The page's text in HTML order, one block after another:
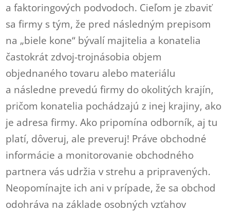
a faktoringových podvodoch. Cieľom je zbaviť
sa firmy s tým, že pred následným prepisom
na „biele kone“ bývalí majitelia a konatelia
častokrát zdvoj-trojnásobia objem
objednaného tovaru alebo materiálu
a následne prevedú firmy do okolitých krajín,
pričom konatelia pochádzajú z inej krajiny, ako
je adresa firmy. Ako pripomína odborník, aj tu
platí, dôveruj, ale preveruj! Práve obchodné
informácie a monitorovanie obchodného
partnera vás udržia v strehu a pripravených.
Neopomínajte ich ani v prípade, že sa obchod
odohráva na základe osobných vzťahov